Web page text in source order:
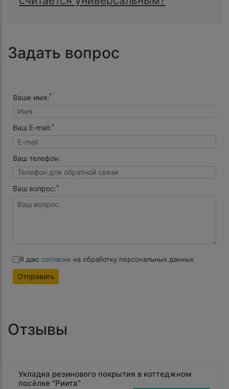
Задать вопрос
Ваше имя:*
Ваш E-mail:*
Ваш телефон:
Ваш вопрос:*
Я даю согласие на обработку персональных данных
Отправить
Отзывы
Укладка резинового покрытия в коттеджном
посёлке "Риита"